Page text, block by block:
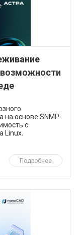
на основе SNMP-
с
Linux.
Подробнее